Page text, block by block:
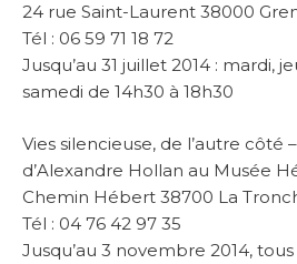
24 rue Saint-Laurent 38000
Tél : 06 59 71 18 72
Jusqu’au 31 juillet 2014 : mardi,
samedi de 14h30 à 18h30
Vies silencieuse, de l’autre côté
d’Alexandre Hollan au Musée
Chemin Hébert 38700 La
Tél : 04 76 42 97 35
Jusqu’au 3 novembre 2014,